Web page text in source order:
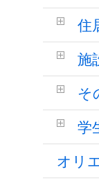
住
施
そ
学
オリ